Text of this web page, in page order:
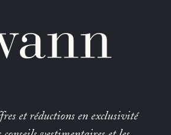
et réductions en exclusivité